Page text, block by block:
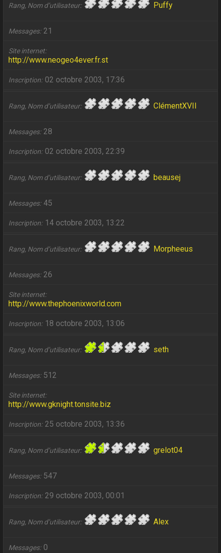
Rang, Nom d’utilisateur Puffy
Messages 21
Site internet
http://www.neogeo4ever.fr.st
Inscription 02 octobre 2003, 17:36
Rang, Nom d’utilisateur ClémentXVII
Messages 28
Inscription 02 octobre 2003, 22:39
Rang, Nom d’utilisateur beausej
Messages 45
Inscription 14 octobre 2003, 13:22
Rang, Nom d’utilisateur Morpheeus
Messages 26
Site internet
http://www.thephoenixworld.com
Inscription 18 octobre 2003, 13:06
Rang, Nom d’utilisateur seth
Messages 512
Site internet
http://www.gknight.tonsite.biz
Inscription 25 octobre 2003, 13:36
Rang, Nom d’utilisateur grelot04
Messages 547
Inscription 29 octobre 2003, 00:01
Rang, Nom d’utilisateur Alex
Messages 0